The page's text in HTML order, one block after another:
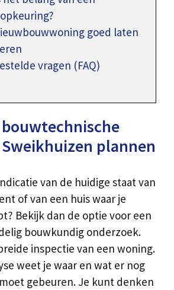
goed laten
vragen (FAQ)
plannen
van de huidige staat van
of van een huis waar je
Bekijk dan de optie voor een
bouwkundig onderzoek.
inspectie van een woning.
weet je waar en wat er nog
gebeuren. Je kunt denken